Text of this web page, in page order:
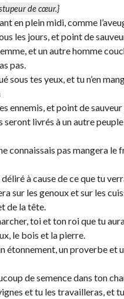
de cœur.}
en plein midi, comme
les jours, et point de
et un autre homme
pas.
sous tes yeux, et tu n’en
ennemis, et point de
seront livrés à un autre
connaissais pas mangera
à cause de ce que tu
sur les genoux et sur les
de la tête.
toi et ton roi que tu
le bois et la pierre.
étonnement, un proverbe et
de semence dans ton
et tu les travailleras, et